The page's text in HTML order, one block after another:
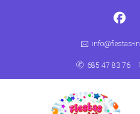
info@fiestas-
685 47 83 76